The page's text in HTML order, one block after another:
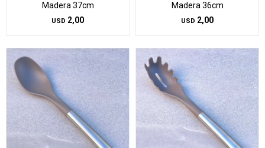
Madera 37cm
USD 2,00
Madera 36cm
USD 2,00